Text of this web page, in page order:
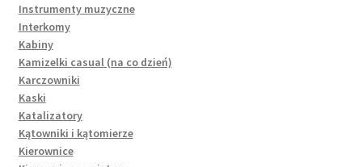
Instrumenty muzyczne
Interkomy
Kabiny
Kamizelki casual (na co dzień)
Karczowniki
Kaski
Katalizatory
Kątowniki i kątomierze
Kierownice